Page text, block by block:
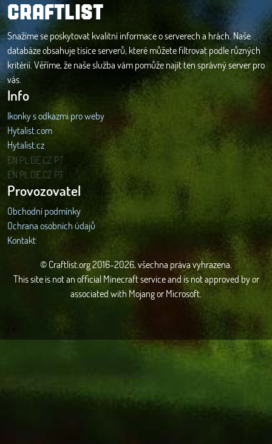
CRAFTLIST
Snažíme se poskytovat kvalitní informace o serverech a hrách. Naše
databáze obsahuje tisíce serverů, které můžete filtrovat podle různých
kritérií. Věříme, že naše služba vám pomůže najít ten správný server pro
vás.
Info
Ikonky s odkazmi pro weby
Hytalist.com
Hytalist.cz
Hytamods.org
EN PL DECZ PT
EN PL DECZ PT
Provozovatel
Obchodní podmínky
Ochrana osobních údajů
Kontakt
© Craftlist.org 2016-2026, všechna práva vyhrazena.
This site is not an official Minecraft service and is not approved by or
associated with Mojang or Microsoft.